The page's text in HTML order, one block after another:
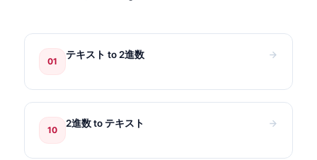
01
テキスト to 2進数
10
2進数 to テキスト